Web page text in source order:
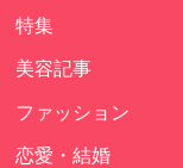
特集
美容記事
ファッション
恋愛・結婚